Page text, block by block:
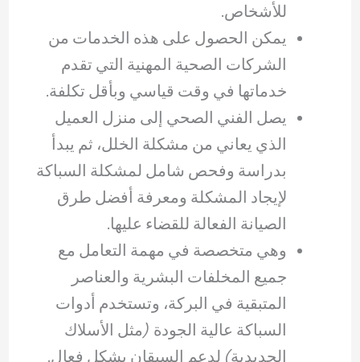
للأشخاص.
يمكن الحصول على هذه الخدمات من
الشركات الصحية المهنية التي تقدم
خدماتها في وقت قياسي وبأقل تكلفة.
يصل الفني الصحي إلى منزل العميل
الذي يعاني من مشكلة الخلل، ثم يبدأ
بدراسة وفحص شامل لمشكلة السباكة
لإيجاد المشكلة ومعرفة أفضل طرق
الصيانة الفعالة للقضاء عليها.
وهي متخصصة في مهمة التعامل مع
جميع المخلفات البشرية والعناصر
المتبقية في البركة، وتستخدم أدوات
السباكة عالية الجودة (مثل الأسلاك
الحديدية) لدعم السيقان بشكل فعال.